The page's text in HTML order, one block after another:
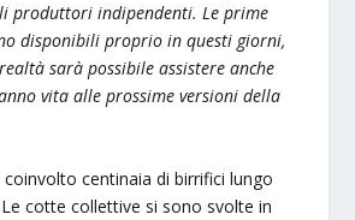
produttori indipendenti. Le prime
disponibili proprio in questi giorni,
sarà possibile assistere anche
vita alle prossime versioni della
centinaia di birrifici lungo
cotte collettive si sono svolte in